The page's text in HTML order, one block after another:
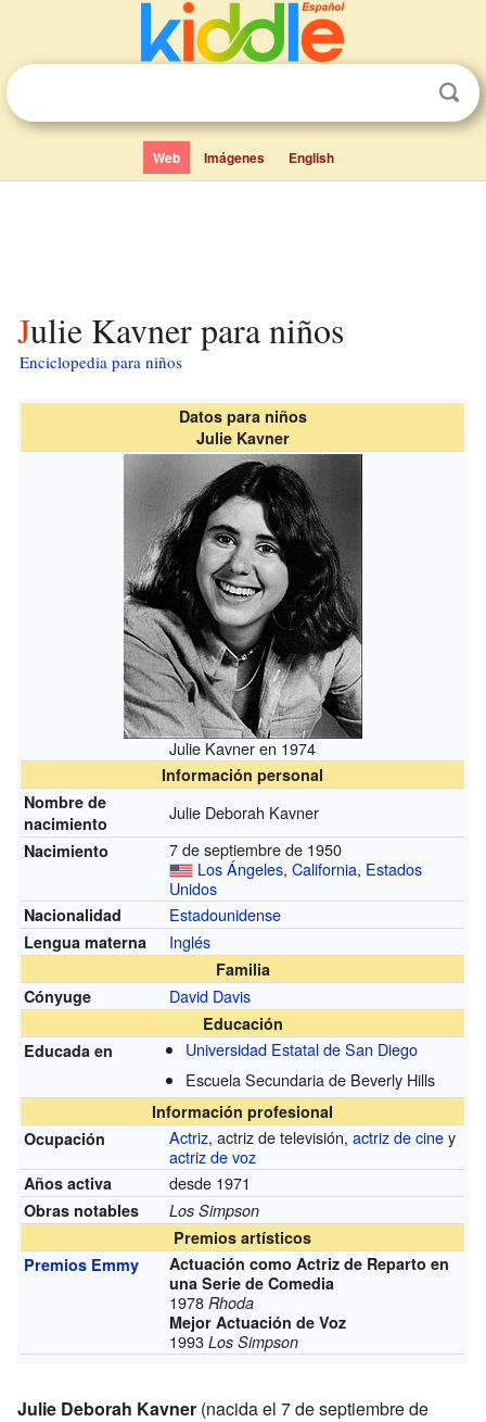
Web Imágenes English
Julie Kavner para niños
Enciclopedia para niños
Datos para niños
Julie Kavner
Julie Kavner en 1974
Información personal
Nombre de
nacimiento
Julie Deborah Kavner
Nacimiento
7 de septiembre de 1950
Los Ángeles,California, Estados
Unidos
Nacionalidad Estadounidense
Lengua materna Inglés
Familia
Cónyuge
David Davis
Educación
Educada en
Universidad Estatal de San Diego
Escuela Secundaria de Beverly Hills
Información profesional
Ocupación
Actriz, actriz de televisión,actriz de ciney
actriz de voz
Años activa desde 1971
Obras notables
Los Simpson
Premios artísticos
Premios Emmy
Actuación como Actriz de Reparto en
una Serie de Comedia
1978 Rhoda
Mejor Actuación de Voz
1993Los Simpson
Julie Deborah Kavner (nacida el 7 de septiembre de